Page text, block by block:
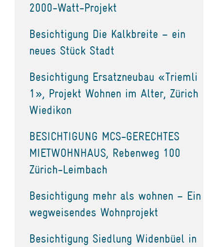
2000-Watt-Projekt
Besichtigung Die Kalkbreite – ein
neues Stück Stadt
Besichtigung Ersatzneubau «Triemli
1», Projekt Wohnen im Alter, Zürich
Wiedikon
BESICHTIGUNG MCS-GERECHTES
MIETWOHNHAUS, Rebenweg 100
Zürich-Leimbach
Besichtigung mehr als wohnen – Ein
wegweisendes Wohnprojekt
Besichtigung Siedlung Widenbüel in